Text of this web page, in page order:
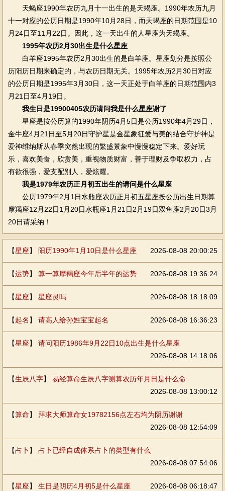
天蝎座1990年农历九月十一出生的是天蝎座。1990年农历九月
十一对应的公历日期是1990年10月28日，而天蝎座的日期范围是10
月24日至11月22日。因此，这一天出生的人星座为天蝎座。
1995年农历2月30出生是什么星座
白羊座1995年农历2月30出生的是白羊座。星座划分是按照公
历阳历日期来确定的，与农历日期无关。1995年农历2月30日对应
的公历日期是1995年3月30日，这一天正处于白羊座的日期范围内3
月21日至4月19日。
我生日是19900405农历请问我是什么星座谢了
星座是按公历算的1990年阴历4月5日是公历1990年4月29日，
金牛座4月21日至5月20日守护星是金星象征爱与美的结合守护神是
爱神维纳斯从春季突然出现的繁盛景象中慢慢稳定下来。爱好玩
乐，喜欢美食，欣赏美，重视物质财富，善于理财及争取权力，占
有欲很强，爱支配别人，爱炫耀。
我是1979年农历正月初五出生的请问是什么星座
公历1979年2月1日水瓶座农历正月初五星座按公历出生日期算
摩羯座12月22日1月20日水瓶座1月21日2月19日双鱼座2月20日3月
20日请采纳！
【星座】 阳历1990年1月10日是什么星座 2026-08-08 20:00:25
【运势】 算一算摩羯座今年后半年的运势 2026-08-08 19:36:24
【星座】 星座灵吗 2026-08-08 18:18:09
【起名 】 请高人给孙姓宝宝起名 2026-08-08 16:36:23
【星座】 请问阳历1986年9月22日10点出生是什么星座
2026-08-08 14:18:06
【生辰八字】 易经算命生辰八字测算农历年月日是什么命
2026-08-08 13:00:12
【算命】 拜求大师算命女19782156点左右均为阴历谢谢
2026-08-08 12:54:09
【占卜 】 占卜已经自成体系占卜的类型有什么
2026-08-08 07:54:06
【星座】 生日是阴历4月初5是什么星座 2026-08-08 06:18:47